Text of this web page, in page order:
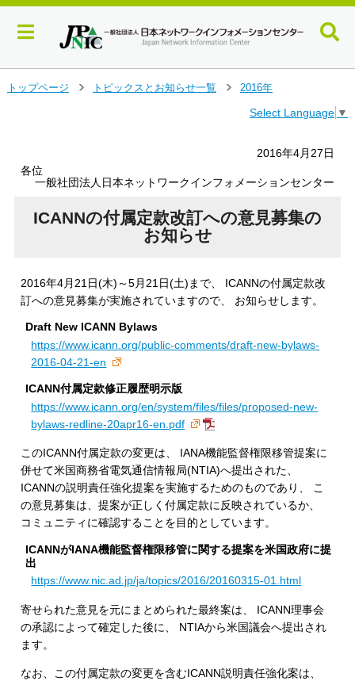
トップページ
トピックスとお知らせ一覧
2016年
Select Language ▼
2016年4月27日
各位
一般社団法人日本ネットワークインフォメーションセンター
ICANNの付属定款改訂への意見募集の
お知らせ
2016年4月21日(木)～5月21日(土)まで、 ICANNの付属定款改
訂への意見募集が実施されていますので、 お知らせします。
Draft New ICANN Bylaws
https://www.icann.org/public-comments/draft-new-bylaws-
2016-04-21-en
ICANN付属定款修正履歴明示版
https://www.icann.org/en/system/files/files/proposed-new-
bylaws-redline-20apr16-en.pdf
このICANN付属定款の変更は、 IANA機能監督権限移管提案に
併せて米国商務省電気通信情報局(NTIA)へ提出された、
ICANNの説明責任強化提案を実施するためのものであり、 こ
の意見募集は、提案が正しく付属定款に反映されているか、
コミュニティに確認することを目的としています。
ICANNがIANA機能監督権限移管に関する提案を米国政府に提
出
https://www.nic.ad.jp/ja/topics/2016/20160315-01.html
寄せられた意見を元にまとめられた最終案は、 ICANN理事会
の承認によって確定した後に、 NTIAから米国議会へ提出され
ます。
なお、この付属定款の変更を含むICANN説明責任強化案は、